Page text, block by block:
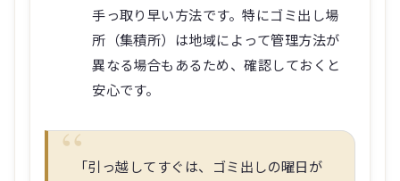
手っ取り早い方法です。特にゴミ出し場
所（集積所）は地域によって管理方法が
異なる場合もあるため、確認しておくと
安心です。
「引っ越してすぐは、ゴミ出しの曜日が